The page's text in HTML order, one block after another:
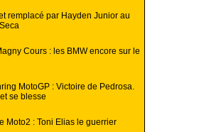
remplacé par Hayden Junior au
Cours : les BMW encore sur le
MotoGP : Victoire de Pedrosa.
se blesse
Moto2 : Toni Elias le guerrier